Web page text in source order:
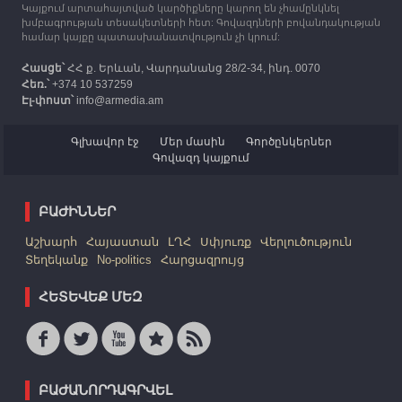
Կայքում արտահայտված կարծիքները կարող են չհամընկնել
խմբագրության տեսակետների հետ: Գովազդների բովանդակության
համար կայքը պատասխանատվություն չի կրում:
Հասցե՝ՀՀ ք. Երևան, Վարդանանց 28/2-34, ինդ. 0070
Հեռ.՝+374 10 537259
Էլ-փոստ՝info@armedia.am
Գլխավոր էջ Մեր մասին
Գործընկերներ
Գովազդ կայքում
ԲԱԺԻՆՆԵՐ
Աշխարհ Հայաստան ԼՂՀ Սփյուռք
Վերլուծություն
Տեղեկանք
No-politics Հարցազրույց
ՀԵՏԵՎԵՔ ՄԵԶ
ԲԱԺԱՆՈՐԴԱԳՐՎԵԼ